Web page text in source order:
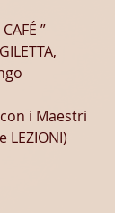
”
i Maestri
LEZIONI)